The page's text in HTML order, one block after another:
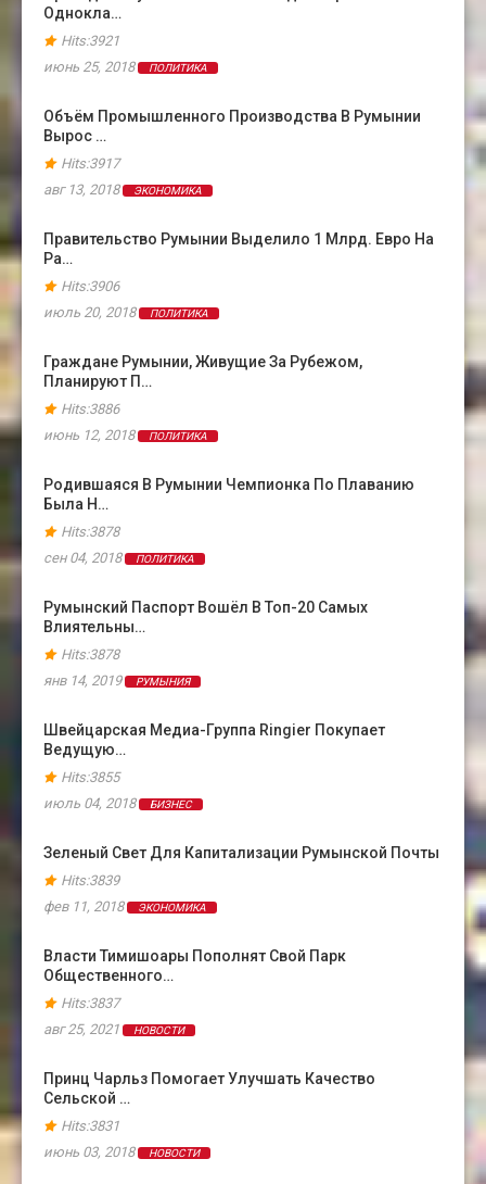
Однокла…
Hits:3921
июнь 25, 2018
ПОЛИТИКА
Объём Промышленного Производства В Румынии
Вырос …
Hits:3917
авг 13, 2018
ЭКОНОМИКА
Правительство Румынии Выделило 1 Млрд. Евро На
Ра…
Hits:3906
июль 20, 2018
ПОЛИТИКА
Граждане Румынии, Живущие За Рубежом,
Планируют П…
Hits:3886
июнь 12, 2018
ПОЛИТИКА
Родившаяся В Румынии Чемпионка По Плаванию
Была Н…
Hits:3878
сен 04, 2018
ПОЛИТИКА
Румынский Паспорт Вошёл В Топ-20 Самых
Влиятельны…
Hits:3878
янв 14, 2019
РУМЫНИЯ
Швейцарская Медиа-Группа Ringier Покупает
Ведущую…
Hits:3855
июль 04, 2018
БИЗНЕС
Зеленый Свет Для Капитализации Румынской Почты
Hits:3839
фев 11, 2018
ЭКОНОМИКА
Власти Тимишоары Пополнят Свой Парк
Общественного…
Hits:3837
авг 25, 2021
НОВОСТИ
Принц Чарльз Помогает Улучшать Качество
Сельской …
Hits:3831
июнь 03, 2018
НОВОСТИ